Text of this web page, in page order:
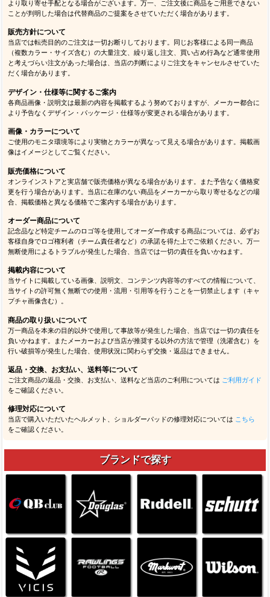
より取り寄せ手配となる場合がございます。万一、ご注文後に商品をご用意できない
ことが判明した場合は代替商品のご提案をさせていただく場合があります。
販売方針について
当店では転売目的のご注文は一切お断りしております。同じお客様による同一商品
（複数カラー・サイズ含む）の大量注文、繰り返し注文、買い占め行為など通常使用
と考えづらい注文があった場合は、当店の判断によりご注文をキャンセルさせていた
だく場合があります。
デザイン・仕様等に関するご案内
各商品画像・説明文は最新の内容を掲載するよう努めておりますが、メーカー都合に
より予告なくデザイン・パッケージ・仕様等が変更される場合があります。
画像・カラーについて
ご使用のモニタ環境等により実物とカラーが異なって見える場合があります。掲載画
像はイメージとしてご覧ください。
販売価格について
オンラインストアと実店舗で販売価格が異なる場合があります。また予告なく価格変
更を行う場合があります。当店に在庫のない商品をメーカーから取り寄せるなどの場
合、掲載価格と異なる価格でご案内する場合があります。
オーダー商品について
記念品など特定チームのロゴ等を使用してオーダー作成する商品については、必ずお
客様自身でロゴ権利者（チーム責任者など）の承諾を得た上でご依頼ください。万一
無断使用によるトラブルが発生した場合、当店では一切の責任を負いかねます。
掲載内容について
当サイトに掲載している画像、説明文、コンテンツ内容等のすべての情報について、
当サイトの許可無く無断での使用・流用・引用等を行うことを一切禁止します（キャ
プチャ画像含む）。
商品の取り扱いについて
万一商品を本来の目的以外で使用して事故等が発生した場合、当店では一切の責任を
負いかねます。またメーカーおよび当店が推奨する以外の方法で管理（洗濯含む）を
行い破損等が発生した場合、使用状況に関わらず交換・返品はできません。
返品・交換、お支払い、送料等について
ご注文商品の返品・交換、お支払い、送料など当店のご利用については ご利用ガイド
をご確認ください。
修理対応について
当店で購入いただいたヘルメット、ショルダーパッドの修理対応については こちら
をご確認ください。
ブランドで探す